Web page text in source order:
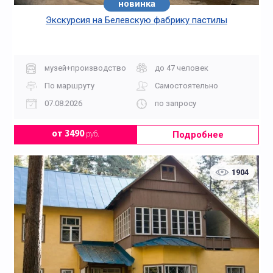
новинка
Экскурсия на Белевскую фабрику пастилы
музей+производство
до 47 человек
По маршруту
Самостоятельно
07.08.2026
по запросу
от 3490руб. Подробнее
1904